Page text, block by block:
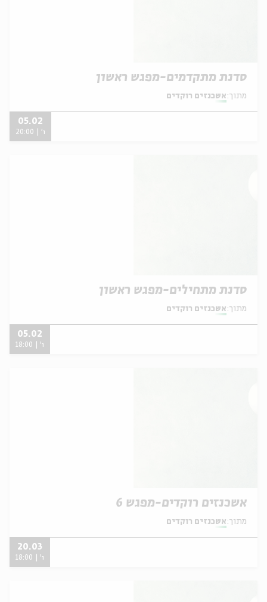
סדנת מתקדמים-מפגש ראשון
מתוך: אשכנזים רוקדים
05.02
ו' | 20:00
סדנת מתחילים-מפגש ראשון
מתוך: אשכנזים רוקדים
05.02
ו' | 18:00
אשכנזים רוקדים-מפגש 6
מתוך: אשכנזים רוקדים
20.03
ו' | 18:00